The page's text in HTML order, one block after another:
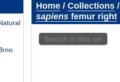
Home/ Collections/
sapiensfemur right
Search in this set